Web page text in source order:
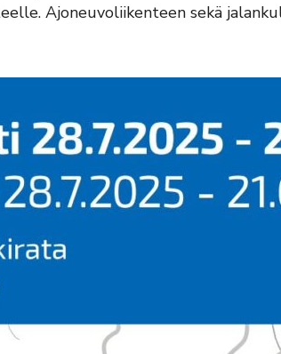
Ajoneuvoliikenteen sekä